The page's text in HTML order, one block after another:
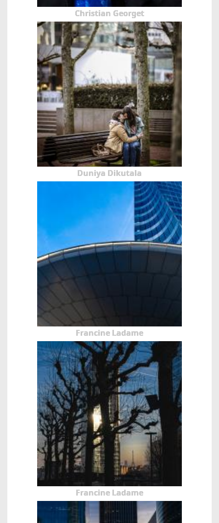
Christian Georget
Duniya Dikutala
Francine Ladame
Francine Ladame